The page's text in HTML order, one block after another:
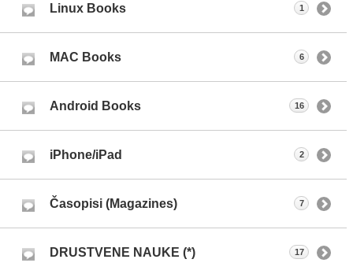
Linux Books 1
MAC Books 6
Android Books 16
iPhone/iPad 2
Časopisi (Magazines) 7
DRUSTVENE NAUKE (*) 17